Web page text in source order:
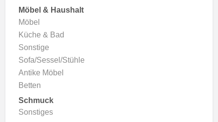
Möbel & Haushalt
Möbel
Küche & Bad
Sonstige
Sofa/Sessel/Stühle
Antike Möbel
Betten
Schmuck
Sonstiges